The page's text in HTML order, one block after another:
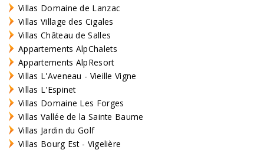
Villas Domaine de Lanzac
Villas Village des Cigales
Villas Château de Salles
Appartements AlpChalets
Appartements AlpResort
Villas L'Aveneau - Vieille Vigne
Villas L'Espinet
Villas Domaine Les Forges
Villas Vallée de la Sainte Baume
Villas Jardin du Golf
Villas Bourg Est - Vigelière